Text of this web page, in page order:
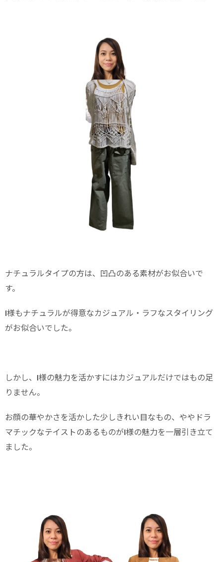
ナチュラルタイプの方は、凹凸のある素材がお似合いで
す。
I様もナチュラルが得意なカジュアル・ラフなスタイリング
がお似合いでした。
しかし、I様の魅力を活かすにはカジュアルだけではもの足
りません。
お顔の華やかさを活かした少しきれい目なもの、ややドラ
マチックなテイストのあるものがI様の魅力を一層引き立て
ました。